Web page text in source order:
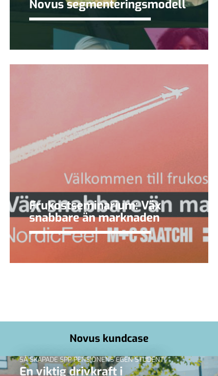
Novus segmenteringsmodell
Frukostseminarium: Väx
snabbare än marknaden
Novus kundcase
SÅ SKAPADE SPP PENSIONENS EGEN STUDENT
En viktig drivkraft i